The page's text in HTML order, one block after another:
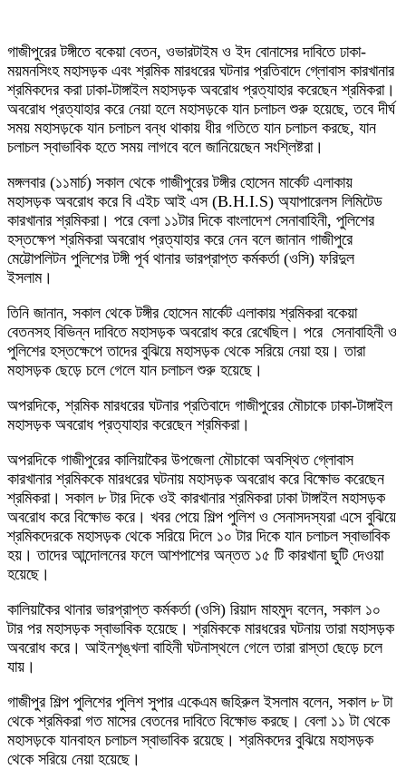
গাজীপুরের টঙ্গীতে বকেয়া বেতন, ওভারটাইম ও ইদ বোনাসের দাবিতে ঢাকা-
ময়মনসিংহ মহাসড়ক এবং শ্রমিক মারধরের ঘটনার প্রতিবাদে গ্লোবাস কারখানার
শ্রমিকদের করা ঢাকা-টাঙ্গাইল মহাসড়ক অবরোধ প্রত্যাহার করেছেন শ্রমিকরা।
অবরোধ প্রত্যাহার করে নেয়া হলে মহাসড়কে যান চলাচল শুরু হয়েছে, তবে দীর্ঘ
সময় মহাসড়কে যান চলাচল বন্ধ থাকায় ধীর গতিতে যান চলাচল করছে, যান
চলাচল স্বাভাবিক হতে সময় লাগবে বলে জানিয়েছেন সংশ্লিষ্টরা।
মঙ্গলবার (১১মার্চ) সকাল থেকে গাজীপুরের টঙ্গীর হোসেন মার্কেট এলাকায়
মহাসড়ক অবরোধ করে বি এইচ আই এস (B.H.I.S) অ্যাপারেলস লিমিটেড
কারখানার শ্রমিকরা। পরে বেলা ১১টার দিকে বাংলাদেশ সেনাবাহিনী, পুলিশের
হস্তক্ষেপ শ্রমিকরা অবরোধ প্রত্যাহার করে নেন বলে জানান গাজীপুরে
মেট্টোপলিটন পুলিশের টঙ্গী পূর্ব থানার ভারপ্রাপ্ত কর্মকর্তা (ওসি) ফরিদুল
ইসলাম।
তিনি জানান, সকাল থেকে টঙ্গীর হোসেন মার্কেট এলাকায় শ্রমিকরা বকেয়া
বেতনসহ বিভিন্ন দাবিতে মহাসড়ক অবরোধ করে রেখেছিল। পরে সেনাবাহিনী ও
পুলিশের হস্তক্ষেপে তাদের বুঝিয়ে মহাসড়ক থেকে সরিয়ে নেয়া হয়। তারা
মহাসড়ক ছেড়ে চলে গেলে যান চলাচল শুরু হয়েছে।
অপরদিকে, শ্রমিক মারধরের ঘটনার প্রতিবাদে গাজীপুরের মৌচাকে ঢাকা-টাঙ্গাইল
মহাসড়ক অবরোধ প্রত্যাহার করেছেন শ্রমিকরা।
অপরদিকে গাজীপুরের কালিয়াকৈর উপজেলা মৌচাকো অবস্থিত গ্লোবাস
কারখানার শ্রমিককে মারধরের ঘটনায় মহাসড়ক অবরোধ করে বিক্ষোভ করেছেন
শ্রমিকরা। সকাল ৮ টার দিকে ওই কারখানার শ্রমিকরা ঢাকা টাঙ্গাইল মহাসড়ক
অবরোধ করে বিক্ষোভ করে। খবর পেয়ে শিল্প পুলিশ ও সেনাসদস্যরা এসে বুঝিয়ে
শ্রমিকদেরকে মহাসড়ক থেকে সরিয়ে দিলে ১০ টার দিকে যান চলাচল স্বাভাবিক
হয়। তাদের আন্দোলনের ফলে আশপাশের অন্তত ১৫ টি কারখানা ছুটি দেওয়া
হয়েছে।
কালিয়াকৈর থানার ভারপ্রাপ্ত কর্মকর্তা (ওসি) রিয়াদ মাহমুদ বলেন, সকাল ১০
টার পর মহাসড়ক স্বাভাবিক হয়েছে। শ্রমিককে মারধরের ঘটনায় তারা মহাসড়ক
অবরোধ করে। আইনশৃঙ্খলা বাহিনী ঘটনাস্থলে গেলে তারা রাস্তা ছেড়ে চলে
যায়।
গাজীপুর শিল্প পুলিশের পুলিশ সুপার একেএম জহিরুল ইসলাম বলেন, সকাল ৮ টা
থেকে শ্রমিকরা গত মাসের বেতনের দাবিতে বিক্ষোভ করছে। বেলা ১১ টা থেকে
মহাসড়কে যানবাহন চলাচল স্বাভাবিক রয়েছে। শ্রমিকদের বুঝিয়ে মহাসড়ক
থেকে সরিয়ে নেয়া হয়েছে।